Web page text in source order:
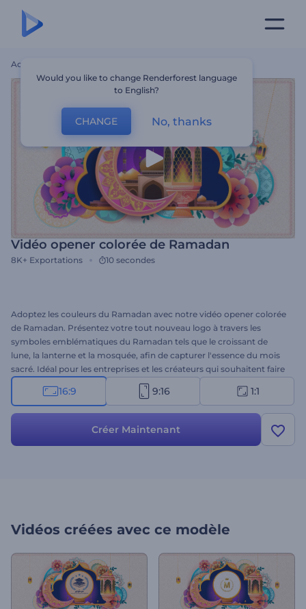
Accueil
Vidéo opener colorée de Ramadan
8K+ Exportations 10 secondes
Adoptez les couleurs du Ramadan avec notre vidéo opener colorée
de Ramadan. Présentez votre tout nouveau logo à travers les
symboles emblématiques du Ramadan tels que le croissant de
lune, la lanterne et la mosquée, afin de capturer l'essence du mois
sacré. Idéal pour les entreprises et les créateurs qui souhaitent faire
passer leurs messages, leurs vœux ou leurs promotions sur le
Ramadan à l'aide de visuels captivants. Personnalisez-le avec votre
pour compléter l'atmosphère de célébration. Créez dès maintenant
16:9 9:16 1:1
Créer Maintenant
Vidéos créées avec ce modèle
Would you like to change Renderforest language
to English?
CHANGE No, thanks